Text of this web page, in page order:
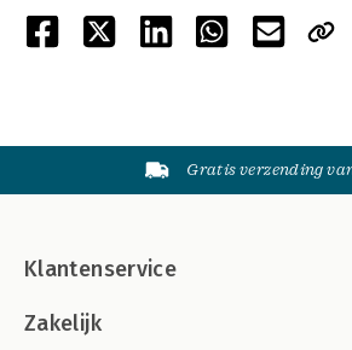
Gratis verzending
Klantenservice
Zakelijk